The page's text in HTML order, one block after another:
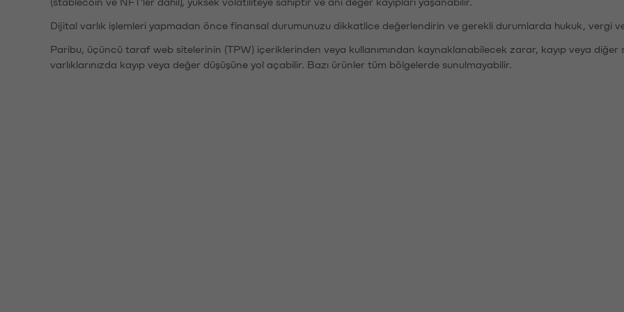
Dijital varlık işlemleri yapmadan önce finansal durumunuzu dikkatlice değerlendirin ve gerekli durumlarda hukuk, vergi
Paribu, üçüncü taraf web sitelerinin (TPW) içeriklerinden veya kullanımından kaynaklanabilecek zarar, kayıp veya diğer
varlıklarınızda kayıp veya değer düşüşüne yol açabilir. Bazı ürünler tüm bölgelerde sunulmayabilir.